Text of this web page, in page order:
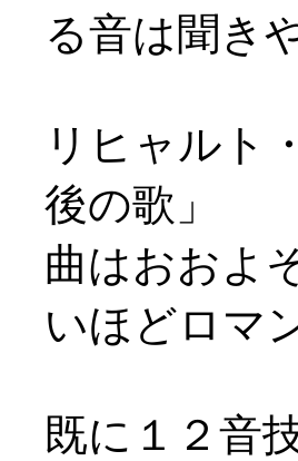
る音は聞き
リヒャルト
後の歌」
曲はおおよ
いほどロマ
既に１２音